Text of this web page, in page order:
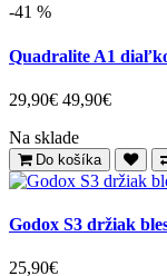
-41 %
Quadralite A1
29,90€ 49,90€
Na sklade
Do košíka
Godox S3 držiak
25,90€